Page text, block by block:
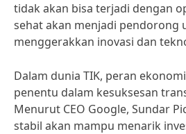
tidak akan bisa terjadi dengan
sehat akan menjadi pendorong
menggerakkan inovasi dan
Dalam dunia TIK, peran
penentu dalam kesuksesan
Menurut CEO Google, Sundar
stabil akan mampu menarik